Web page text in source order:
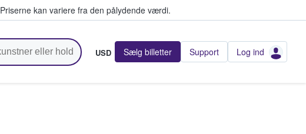
Priserne kan variere fra den pålydende værdi.
USD Sælg billetter Support Log ind